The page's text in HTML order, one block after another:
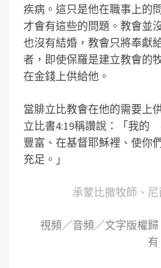
疾病。這只是他在職事上的
才會有這些的問題。教會並
也沒有結婚，教會只將奉獻
者，即使保羅是建立教會的
在金錢上供給他。
當腓立比教會在他的需要上
立比書4:19稱讚說：「我的
豐富、在基督耶穌裡、使你
充足。」
承蒙比撒牧師、
視頻／音頻／文字版權